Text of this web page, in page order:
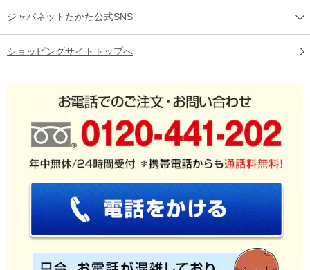
ジャパネットたかた公式SNS
ショッピングサイトトップへ